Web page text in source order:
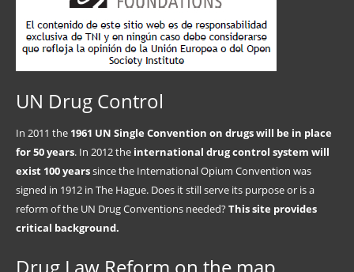
UN Drug Control
In 2011 the 1961 UN Single Convention on drugs will be in place
for 50 years. In 2012 the international drug control system will
exist 100 yearssince the International Opium Convention was
signed in 1912 in The Hague. Does it still serve its purpose or is a
reform of the UN Drug Conventions needed?This site provides
critical background.
Drug Law Reform on the map